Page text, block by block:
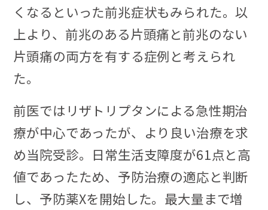
くなるといった前兆症状もみられた。以
上より、前兆のある片頭痛と前兆のない
片頭痛の両方を有する症例と考えられ
た。
前医ではリザトリプタンによる急性期治
療が中心であったが、より良い治療を求
め当院受診。日常生活支障度が61点と高
値であったため、予防治療の適応と判断
し、予防薬Xを開始した。最大量まで増